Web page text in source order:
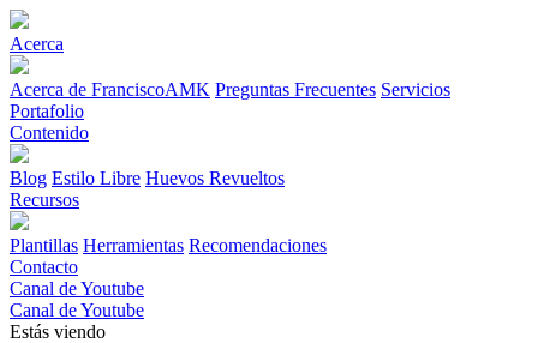
Acerca
Acerca de FranciscoAMK Preguntas Frecuentes Servicios
Portafolio
Contenido
Blog Estilo Libre Huevos Revueltos
Recursos
Plantillas Herramientas Recomendaciones
Contacto
Canal de Youtube
Canal de Youtube
Estás viendo